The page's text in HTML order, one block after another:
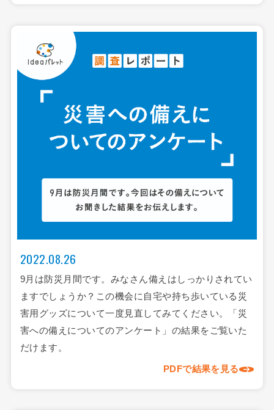
2022.08.26
9月は防災月間です。みなさん備えはしっかりされてい
ますでしょうか？この機会に自宅や持ち歩いている災
害用グッズについて一度見直してみてください。「災
害への備えについてのアンケート」の結果をご覧いた
だけます。
PDFで結果を見る